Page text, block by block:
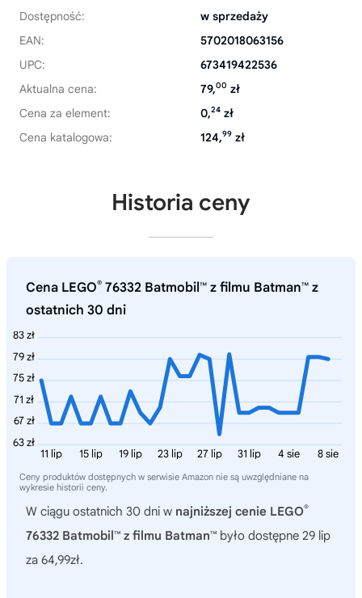
Dostępność:
w sprzedaży
EAN:
5702018063156
UPC:
673419422536
Aktualna cena:
79,00 zł
Cena za element:
0,24 zł
Cena katalogowa:
124,99 zł
Historia ceny
Cena LEGO® 76332 Batmobil™ z filmu Batman™ z
ostatnich 30 dni
83 zł
79 zł
75 zł
71 zł
67 zł
63 zł
8 sie
4 sie
31 lip
27 lip
23 lip
19 lip
15 lip
11 lip
Ceny produktów dostępnych w serwisie Amazon nie są uwzględniane na
wykresie historii ceny.
W ciągu ostatnich 30 dni w najniższej cenie LEGO®
76332 Batmobil™ z filmu Batman™ było dostępne 29 lip
za 64,99zł.